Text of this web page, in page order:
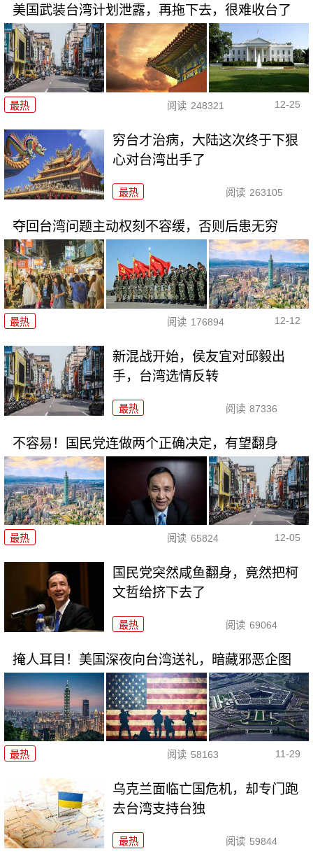
美国武装台湾计划泄露，再拖下去，很难收台了
最热 阅读 248321 12-25
穷台才治病，大陆这次终于下狠
心对台湾出手了
最热 阅读 263105
夺回台湾问题主动权刻不容缓，否则后患无穷
最热 阅读 176894 12-12
新混战开始，侯友宜对邱毅出
手，台湾选情反转
最热 阅读 87336
不容易！国民党连做两个正确决定，有望翻身
最热 阅读 65824 12-05
国民党突然咸鱼翻身，竟然把柯
文哲给挤下去了
最热 阅读 69064
掩人耳目！美国深夜向台湾送礼，暗藏邪恶企图
最热 阅读 58163 11-29
乌克兰面临亡国危机，却专门跑
去台湾支持台独
最热 阅读 59844